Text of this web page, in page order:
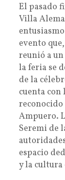
El pasado
Villa
evento
reunió a
la feria se
de la
cuenta
Ampuero.
Seremi de
espacio
y la